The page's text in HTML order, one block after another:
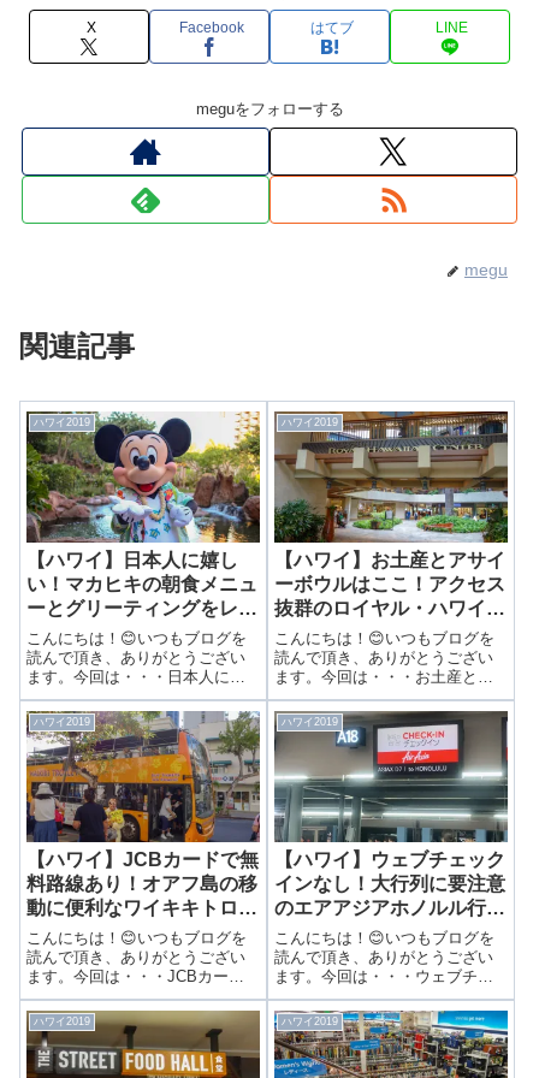
X Facebook はてブ LINE
meguをフォローする
megu
関連記事
ハワイ2019
【ハワイ】日本人に嬉し
い！マカヒキの朝食メニュ
ーとグリーティングをレポ
ート！
こんにちは！😊いつもブログを
読んで頂き、ありがとうござい
ます。今回は・・・日本人に嬉
しい！マカヒキの朝食メニュー
とグリーティングをレポート！
前回は朝のビーチとマカヒキの
ミッキーグリをご紹介しました
👏🌟▶アウラニの朝食は“マカヒ
キ”のキャラク...
ハワイ2019
【ハワイ】お土産とアサイ
ーボウルはここ！アクセス
抜群のロイヤル・ハワイア
ン・センターへ！
こんにちは！😊いつもブログを
読んで頂き、ありがとうござい
ます。今回は・・・お土産とア
サイーボウルはここ！アクセス
抜群のロイヤル・ハワイアン・
センターへ！前回はTギャラリア
内の楽天カードラウンジについ
てご紹介しました😌✨▶ 楽天カ
ード提示で利...
ハワイ2019
【ハワイ】JCBカードで無
料路線あり！オアフ島の移
動に便利なワイキキトロリ
ーをご紹介！
こんにちは！😊いつもブログを
読んで頂き、ありがとうござい
ます。今回は・・・JCBカード
で無料路線あり！オアフ島の移
動に便利なワイキキトロリーを
ご紹介！前回は
TUCKER&BEVVY PICNIC
FOODについてご紹介しました☕️
ハワイ2019
【ハワイ】ウェブチェック
インなし！大行列に要注意
のエアアジアホノルル行き
のチェックインをレポー
ト！
こんにちは！😊いつもブログを
読んで頂き、ありがとうござい
ます。今回は・・・ウェブチェ
ックインなし！大行列に要注意
のエアアジアホノルル行きのチ
ェックインをレポート！前回は
KIXエアポートラウンジについて
ご紹介しました😊🎀▶ 24時間営
ハワイ2019 ハワイ2019